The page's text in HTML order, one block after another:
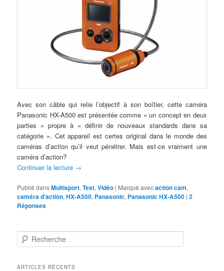
Avec son câble qui relie l’objectif à son boîtier, cette caméra
Panasonic HX-A500 est présentée comme « un concept en deux
parties » propre à « définir de nouveaux standards dans sa
catégorie ». Cet appareil est certes original dans le monde des
caméras d’action qu’il veut pénétrer. Mais est-ce vraiment une
caméra d’action?
Continuer la lecture →
Publié dansMultisport,Test,Vidéo | Marqué avecaction cam,
caméra d'action,HX-A500, Panasonic, Panasonic HX-A500 |2
Réponses
e
h
ARTICLES RÉCENTS